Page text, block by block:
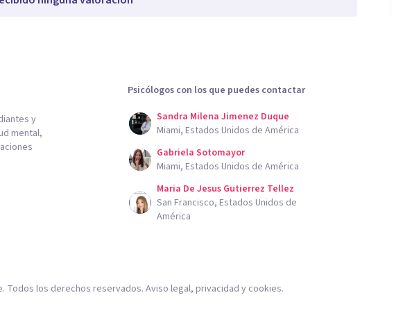
y
mental,
Psicólogos con los que puedes contactar
Sandra Milena Jimenez Duque
Miami, Estados Unidos de América
Gabriela Sotomayor
Miami, Estados Unidos de América
Maria De Jesus Gutierrez Tellez
San Francisco, Estados Unidos de
América
Todos los derechos reservados.Aviso legal, privacidad y cookies.